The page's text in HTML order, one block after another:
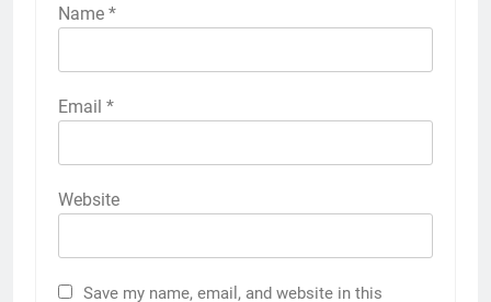
Name *
Email *
Website
Save my name, email, and website in this